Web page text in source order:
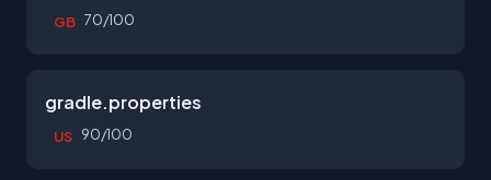
GB 70/100
gradle.properties
US 90/100